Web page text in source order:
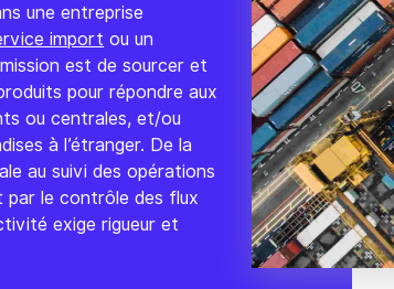
une entreprise
import ou un
est de sourcer et
pour répondre aux
ou centrales, et/ou
à l’étranger. De la
au suivi des opérations
par le contrôle des flux
exige rigueur et